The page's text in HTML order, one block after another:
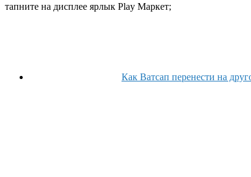
тапните на дисплее ярлык Play Маркет;
Как Ватсап перенести на